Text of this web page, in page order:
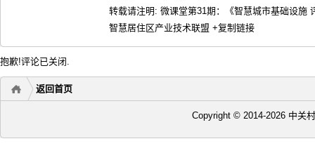
转载请注明: 微课堂第31期：《智慧城市基础设施
智慧居住区产业技术联盟 +复制链接
抱歉!评论已关闭.
返回首页
Copyright © 2014-2026 中关